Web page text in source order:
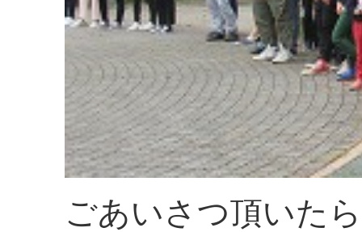
ごあいさつ頂いた